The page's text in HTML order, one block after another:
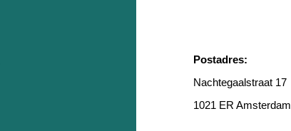
Postadres:
Nachtegaalstraat 17
1021 ER Amsterdam